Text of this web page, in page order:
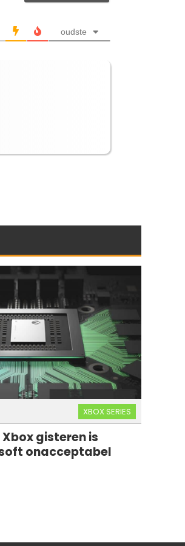
oudste
XBOX SERIES
gisteren is
onacceptabel